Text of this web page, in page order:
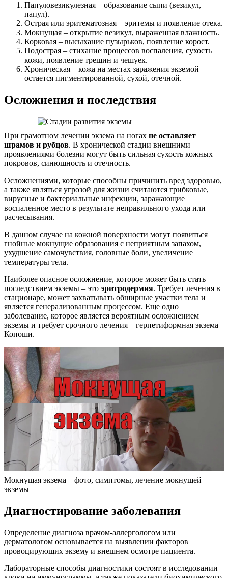
Папуловезикулезная – образование сыпи (везикул,
папул).
Острая или эритематозная – эритемы и появление отека.
Мокнущая – открытие везикул, выраженная влажность.
Корковая – высыхание пузырьков, появление корост.
Подострая – стихание процессов воспаления, сухость
кожи, появление трещин и чешуек.
Хроническая – кожа на местах заражения экземой
остается пигментированной, сухой, отечной.
Осложнения и последствия
При грамотном лечении экзема на ногах не оставляет
шрамов и рубцов. В хронической стадии внешними
проявлениями болезни могут быть сильная сухость кожных
покровов, синюшность и отечность.
Осложнениями, которые способны причинить вред здоровью,
а также являться угрозой для жизни считаются грибковые,
вирусные и бактериальные инфекции, заражающие
воспаленное место в результате неправильного ухода или
расчесывания.
В данном случае на кожной поверхности могут появиться
гнойные мокнущие образования с неприятным запахом,
ухудшение самочувствия, головные боли, увеличение
температуры тела.
Наиболее опасное осложнение, которое может быть стать
последствием экземы – это эритродермия. Требует лечения в
стационаре, может захватывать обширные участки тела и
является генерализованным процессом. Еще одно
заболевание, которое является вероятным осложнением
экземы и требует срочного лечения – герпетиформная экзема
Копоши.
Мокнущая экзема – фото, симптомы, лечение мокнущей
экземы
Диагностирование заболевания
Определение диагноза врачом-аллергологом или
дерматологом основывается на выявлении факторов
провоцирующих экзему и внешнем осмотре пациента.
Лабораторные способы диагностики состоят в исследовании